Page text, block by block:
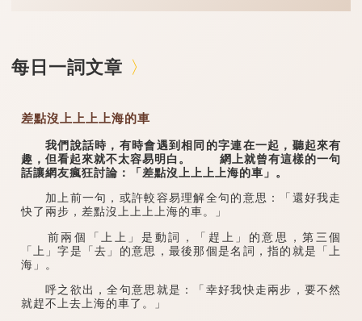
每日一詞文章
差點沒上上上上海的車
我們說話時，有時會遇到相同的字連在一起，聽起來有
趣，但看起來就不太容易明白。 網上就曾有這樣的一句
話讓網友瘋狂討論：「差點沒上上上上海的車」。
加上前一句，或許較容易理解全句的意思：「還好我走
快了兩步，差點沒上上上上海的車。」
前兩個「上上」是動詞，「趕上」的意思，第三個
「上」字是「去」的意思，最後那個是名詞，指的就是「上
海」。
呼之欲出，全句意思就是：「幸好我快走兩步，要不然
就趕不上去上海的車了。」